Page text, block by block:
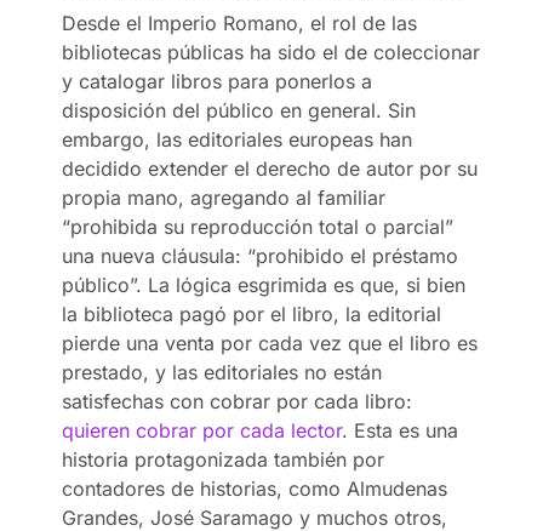
Desde el Imperio Romano, el rol de las
bibliotecas públicas ha sido el de coleccionar
y catalogar libros para ponerlos a
disposición del público en general. Sin
embargo, las editoriales europeas han
decidido extender el derecho de autor por su
propia mano, agregando al familiar
“prohibida su reproducción total o parcial”
una nueva cláusula: “prohibido el préstamo
público”. La lógica esgrimida es que, si bien
la biblioteca pagó por el libro, la editorial
pierde una venta por cada vez que el libro es
prestado, y las editoriales no están
satisfechas con cobrar por cada libro:
quieren cobrar por cada lector. Esta es una
historia protagonizada también por
contadores de historias, como Almudenas
Grandes, José Saramago y muchos otros,